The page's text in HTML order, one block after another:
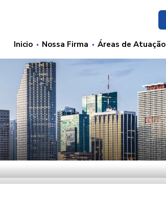
Inicio Nossa Firma Áreas de Atuação